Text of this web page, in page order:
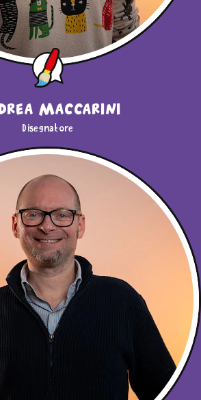
Maccarini
Disegnatore